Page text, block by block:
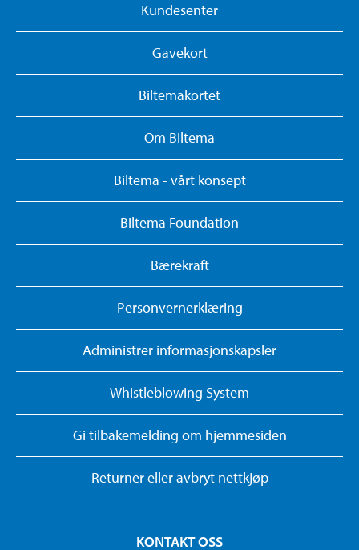
Kundesenter
Gavekort
Biltemakortet
Om Biltema
Biltema - vårt konsept
Biltema Foundation
Bærekraft
Personvernerklæring
Administrer informasjonskapsler
Whistleblowing System
Gi tilbakemelding om hjemmesiden
Returner eller avbryt nettkjøp
KONTAKT OSS